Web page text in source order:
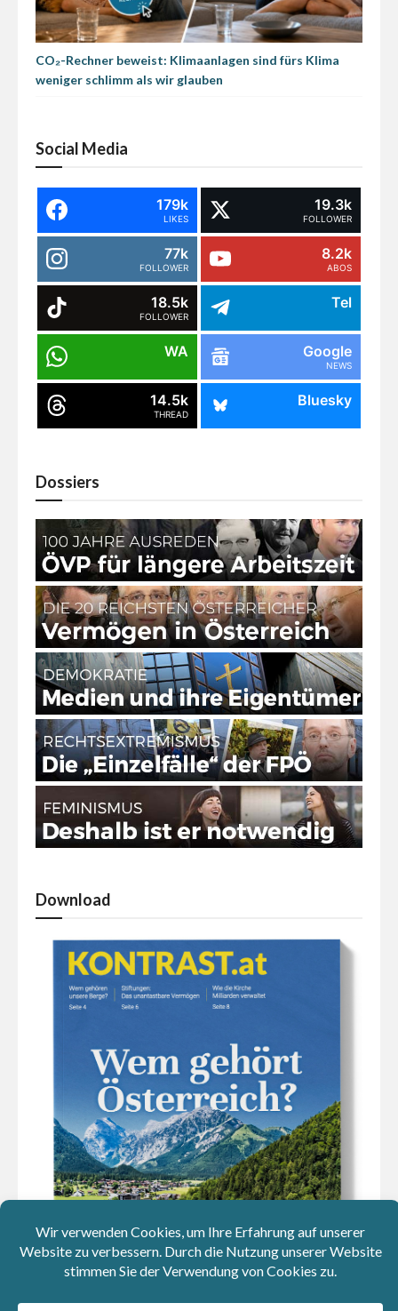
CO₂-Rechner beweist: Klimaanlagen sind fürs Klima
weniger schlimm als wir glauben
Social Media
179k
LIKES
19.3k
FOLLOWER
77k
FOLLOWER
8.2k
ABOS
18.5k
FOLLOWER
Tel
WA Google
NEWS
14.5k
THREAD
Bluesky
Dossiers
Download